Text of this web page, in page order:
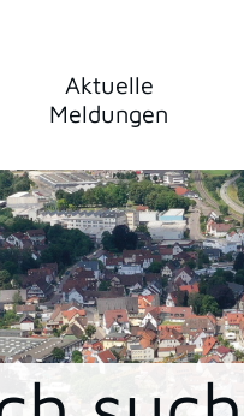
Aktuelle
Meldungen